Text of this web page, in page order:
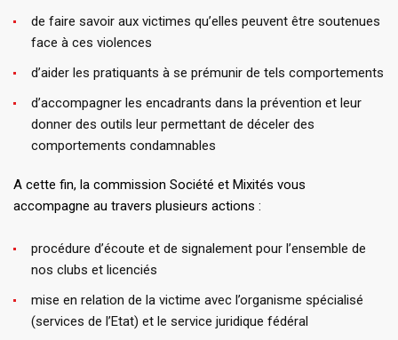
de faire savoir aux victimes qu’elles peuvent être soutenues
face à ces violences
d’aider les pratiquants à se prémunir de tels comportements
d’accompagner les encadrants dans la prévention et leur
donner des outils leur permettant de déceler des
comportements condamnables
A cette fin, la commission Société et Mixités vous
accompagne au travers plusieurs actions :
procédure d’écoute et de signalement pour l’ensemble de
nos clubs et licenciés
mise en relation de la victime avec l’organisme spécialisé
(services de l’Etat) et le service juridique fédéral